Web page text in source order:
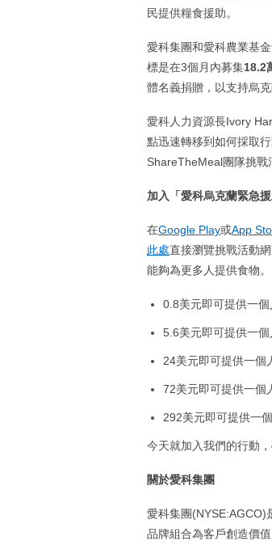
民提供糧食援助。
愛科集團和愛科農業基
標是在3個月內募集18.2
體名義捐贈，以支持烏
愛科人力資源長Ivory
點迅速轉移到如何採取
ShareTheMeal團隊挑戰
加入「愛科烏克蘭緊急援
在Google Play或App
此處直接瀏覽挑戰活動
能夠為更多人提供食物。
0.8美元即可提供一
5.6美元即可提供一
24美元即可提供一個
72美元即可提供一個
292美元即可提供一
今天就加入我們的行動
關於愛科集團
愛科集團(NYSE:AGCO)
品牌組合為客戶創造價